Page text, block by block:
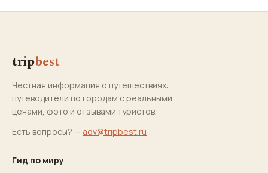
tripbest
Честная информация о путешествиях:
путеводители по городам с реальными
ценами, фото и отзывами туристов.
Есть вопросы? — adv@tripbest.ru
Гид по миру